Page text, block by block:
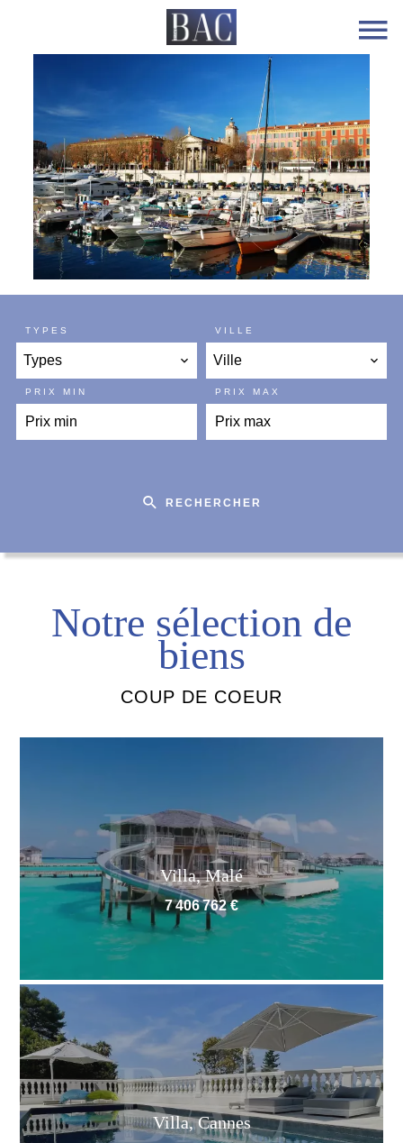
TYPES
Types
VILLE
Ville
PRIX MIN PRIX MAX
RECHERCHER
Notre sélection de
biens
COUP DE COEUR
Villa, Malé
7 406 762 €
Villa, Cannes